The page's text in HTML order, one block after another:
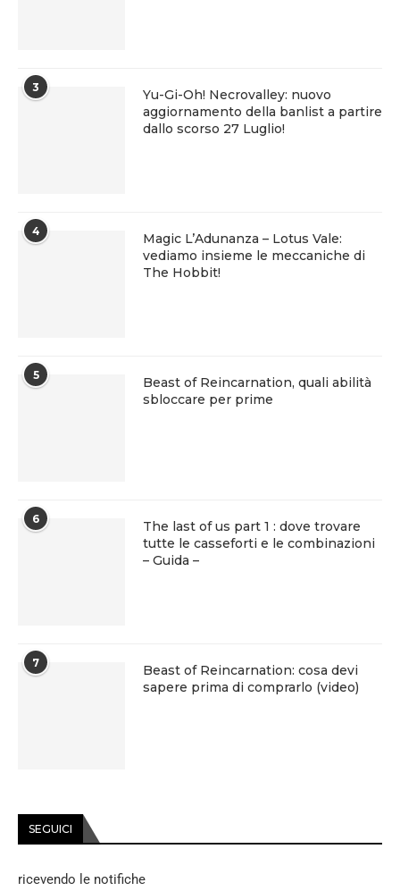
3
Yu-Gi-Oh! Necrovalley: nuovo
aggiornamento della banlist a partire
dallo scorso 27 Luglio!
4
Magic L’Adunanza – Lotus Vale:
vediamo insieme le meccaniche di
The Hobbit!
5
Beast of Reincarnation, quali abilità
sbloccare per prime
6
The last of us part 1 : dove trovare
tutte le casseforti e le combinazioni
– Guida –
7
Beast of Reincarnation: cosa devi
sapere prima di comprarlo (video)
SEGUICI
ricevendo le notifiche